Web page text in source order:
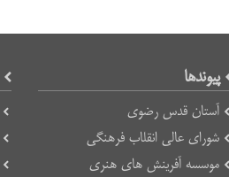
پیوند‌ها
آستان قدس رضوی
شورای عالی انقلاب فرهنگی
موسسه آفرینش های هنری